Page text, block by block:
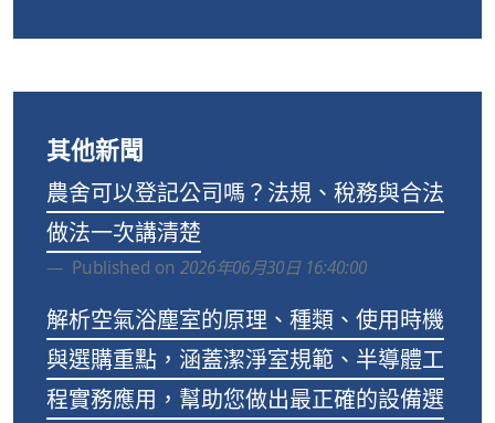
其他新聞
農舍可以登記公司嗎？法規、稅務與合法
做法一次講清楚
Published on 2026年06月30日 16:40:00
解析空氣浴塵室的原理、種類、使用時機
與選購重點，涵蓋潔淨室規範、半導體工
程實務應用，幫助您做出最正確的設備選